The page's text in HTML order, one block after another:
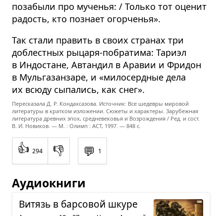
позабыли про мученья: / Только тот оценит
радость, кто познает огорченья».
Так стали править в своих странах три
доблестных рыцаря-побратима: Тариэл
в Индостане, Автандил в Аравии и Фридон
в Мульгазанзаре, и «милосердные дела
их всюду сыпались, как снег».
Пересказала Д. Р. Кондахсазова. Источник: Все шедевры мировой
литературы в кратком изложении. Сюжеты и характеры. Зарубежная
литература древних эпох, средневековья и Возрождения / Ред. и сост.
В. И. Новиков. — М. : Олимп : ACT, 1997. — 848 с.
👍 294 👎 💬 1
Аудиокниги
Витязь в бар­со­вой шкуре